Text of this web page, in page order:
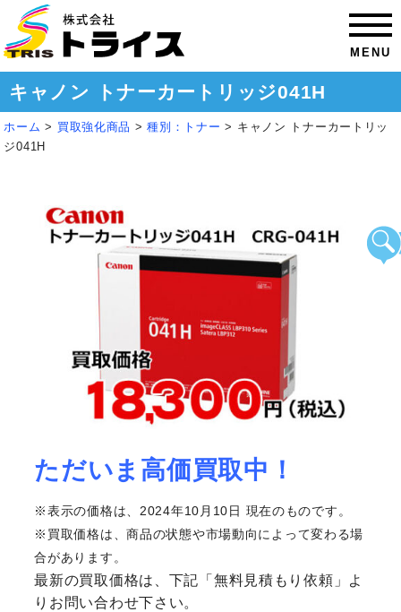
MENU
キャノン トナーカートリッジ041H
ホーム > 買取強化商品 >種別：トナー > キャノン トナーカートリッ
ジ041H
ただいま高価買取中！
※表示の価格は、2024年10月10日 現在のものです。
※買取価格は、商品の状態や市場動向によって変わる場
合があります。
最新の買取価格は、下記「無料見積もり依頼」よ
りお問い合わせ下さい。